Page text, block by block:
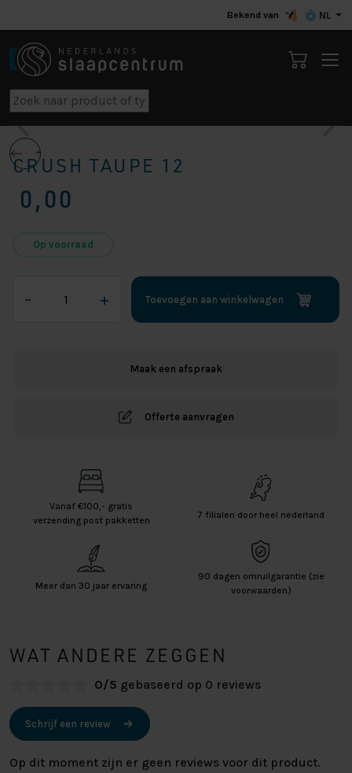
Bekend van NL
CRUSH TAUPE 12
0,00
Op voorraad
–
Taupe
+ Toevoegen aan winkelwagen
Maak een afspraak
Offerte aanvragen
Vanaf €100,- gratis
verzending post pakketten
7 filialen door heel nederland
Meer dan 30 jaar ervaring
90 dagen omruilgarantie (zie
voorwaarden)
WAT ANDERE ZEGGEN
0/5 gebaseerd op 0 reviews
Schrijf een review
Op dit moment zijn er geen reviews voor dit product.